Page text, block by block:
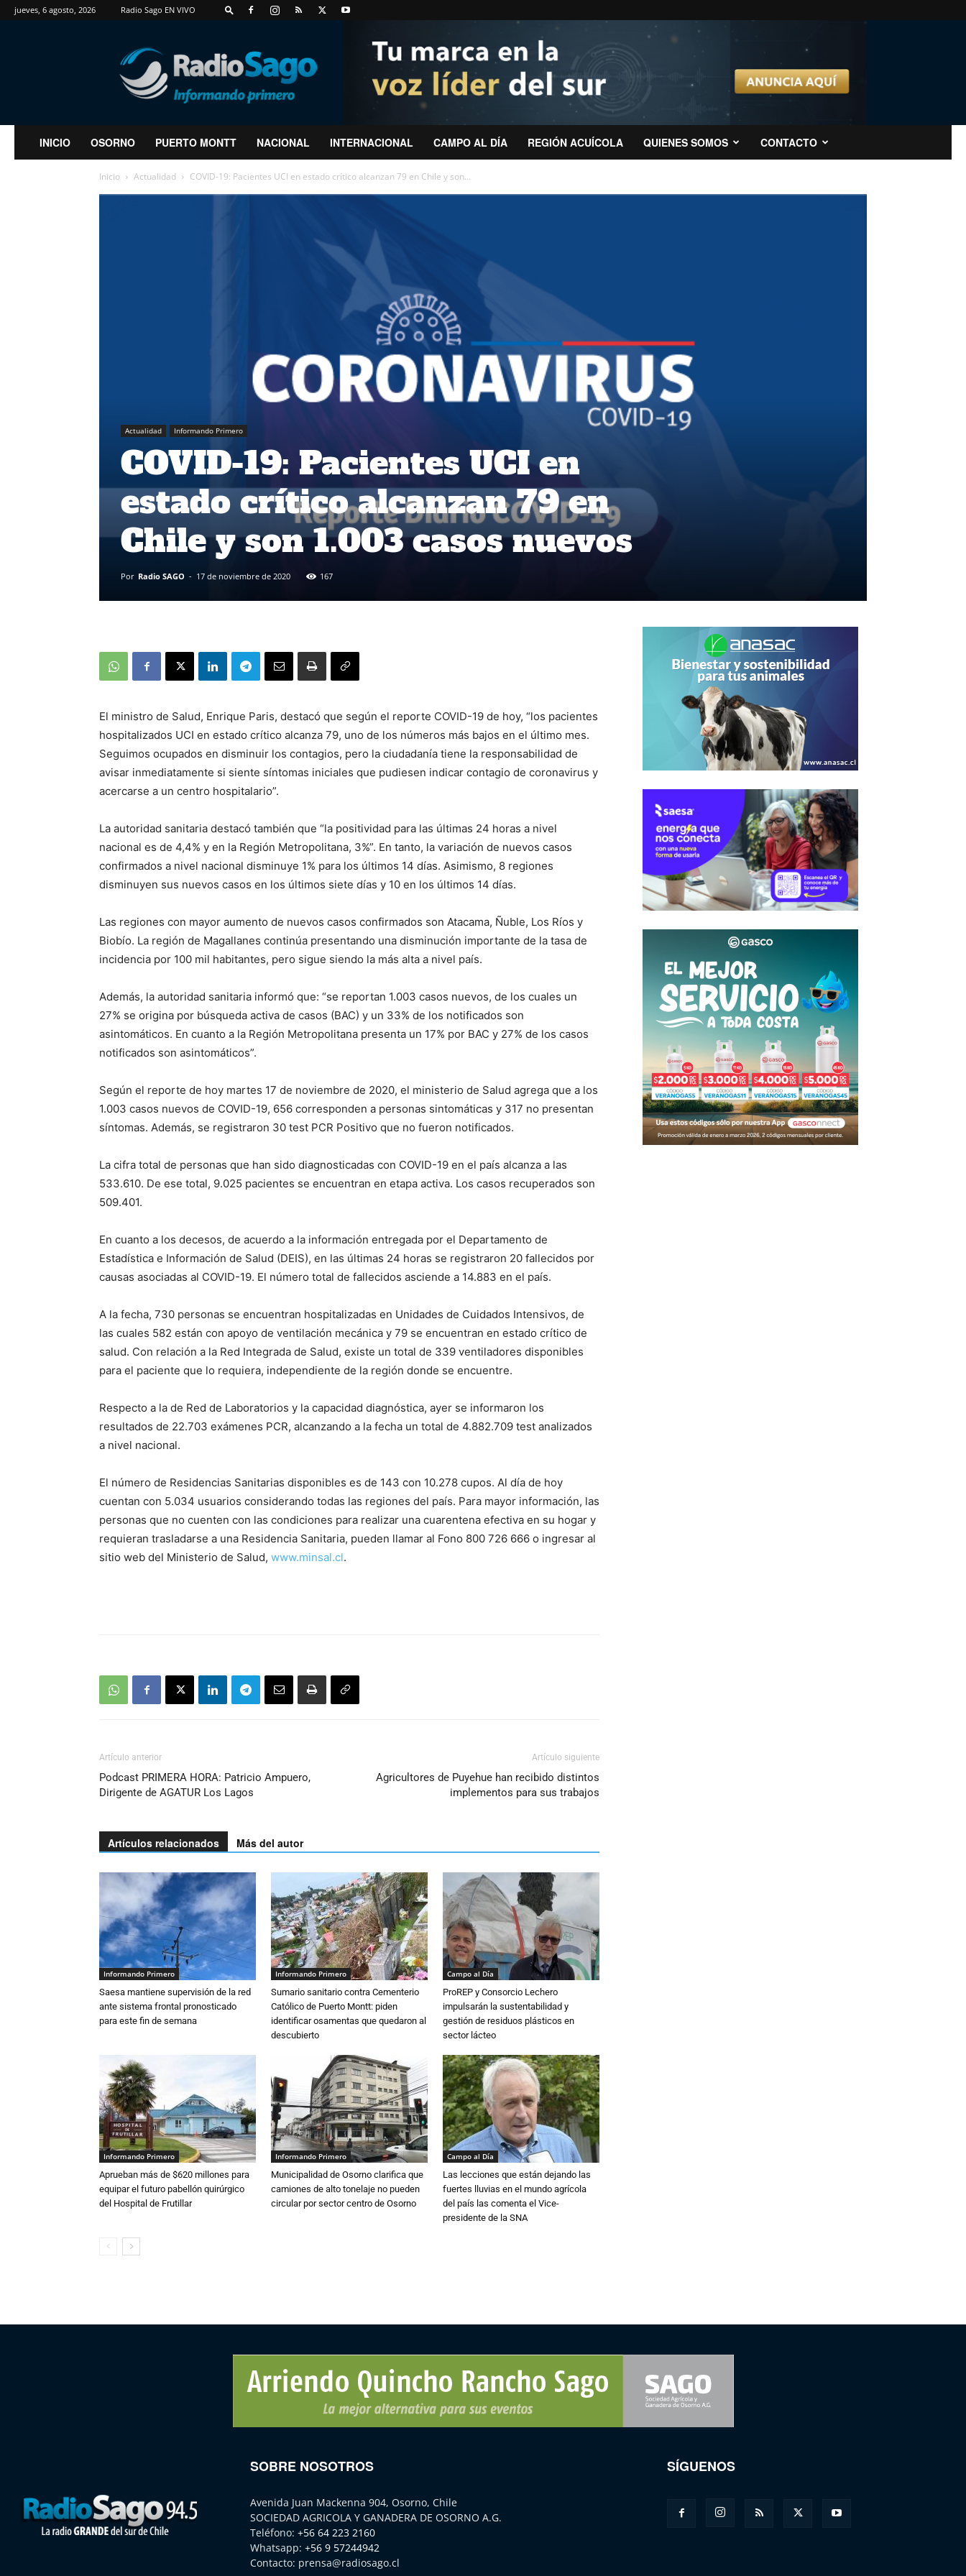
jueves, 6 agosto, 2026 Radio Sago EN VIVO
RadioSago
INICIO OSORNO PUERTO MONTT NACIONAL INTERNACIONAL CAMPO AL DÍA REGIÓN ACUÍCOLA QUIENES SOMOS CONTACTO
Inicio Actualidad COVID-19: Pacientes UCI en estado crítico alcanzan 79 en Chile y son...
Actualidad Informando Primero
COVID-19: Pacientes UCI en
estado crítico alcanzan 79 en
Chile y son 1.003 casos nuevos
Por Radio SAGO - 17 de noviembre de 2020 167
El ministro de Salud, Enrique Paris, destacó que según el reporte COVID-19 de hoy, “los pacientes
hospitalizados UCI en estado crítico alcanza 79, uno de los números más bajos en el último mes.
Seguimos ocupados en disminuir los contagios, pero la ciudadanía tiene la responsabilidad de
avisar inmediatamente si siente síntomas iniciales que pudiesen indicar contagio de coronavirus y
acercarse a un centro hospitalario”.
La autoridad sanitaria destacó también que “la positividad para las últimas 24 horas a nivel
nacional es de 4,4% y en la Región Metropolitana, 3%”. En tanto, la variación de nuevos casos
confirmados a nivel nacional disminuye 1% para los últimos 14 días. Asimismo, 8 regiones
disminuyen sus nuevos casos en los últimos siete días y 10 en los últimos 14 días.
Las regiones con mayor aumento de nuevos casos confirmados son Atacama, Ñuble, Los Ríos y
Biobío. La región de Magallanes continúa presentando una disminución importante de la tasa de
incidencia por 100 mil habitantes, pero sigue siendo la más alta a nivel país.
Además, la autoridad sanitaria informó que: “se reportan 1.003 casos nuevos, de los cuales un
27% se origina por búsqueda activa de casos (BAC) y un 33% de los notificados son
asintomáticos. En cuanto a la Región Metropolitana presenta un 17% por BAC y 27% de los casos
notificados son asintomáticos”.
Según el reporte de hoy martes 17 de noviembre de 2020, el ministerio de Salud agrega que a los
1.003 casos nuevos de COVID-19, 656 corresponden a personas sintomáticas y 317 no presentan
síntomas. Además, se registraron 30 test PCR Positivo que no fueron notificados.
La cifra total de personas que han sido diagnosticadas con COVID-19 en el país alcanza a las
533.610. De ese total, 9.025 pacientes se encuentran en etapa activa. Los casos recuperados son
509.401.
En cuanto a los decesos, de acuerdo a la información entregada por el Departamento de
Estadística e Información de Salud (DEIS), en las últimas 24 horas se registraron 20 fallecidos por
causas asociadas al COVID-19. El número total de fallecidos asciende a 14.883 en el país.
A la fecha, 730 personas se encuentran hospitalizadas en Unidades de Cuidados Intensivos, de
las cuales 582 están con apoyo de ventilación mecánica y 79 se encuentran en estado crítico de
salud. Con relación a la Red Integrada de Salud, existe un total de 339 ventiladores disponibles
para el paciente que lo requiera, independiente de la región donde se encuentre.
Respecto a la de Red de Laboratorios y la capacidad diagnóstica, ayer se informaron los
resultados de 22.703 exámenes PCR, alcanzando a la fecha un total de 4.882.709 test analizados
a nivel nacional.
El número de Residencias Sanitarias disponibles es de 143 con 10.278 cupos. Al día de hoy
cuentan con 5.034 usuarios considerando todas las regiones del país. Para mayor información, las
personas que no cuenten con las condiciones para realizar una cuarentena efectiva en su hogar y
requieran trasladarse a una Residencia Sanitaria, pueden llamar al Fono 800 726 666 o ingresar al
sitio web del Ministerio de Salud, www.minsal.cl.
Artículo anterior
Podcast PRIMERA HORA: Patricio Ampuero,
Dirigente de AGATUR Los Lagos
Artículo siguiente
Agricultores de Puyehue han recibido distintos
implementos para sus trabajos
Artículos relacionados Más del autor
Informando Primero
Saesa mantiene supervisión de la red
ante sistema frontal pronosticado
para este fin de semana
Informando Primero
Sumario sanitario contra Cementerio
Católico de Puerto Montt: piden
identificar osamentas que quedaron al
descubierto
Campo al Día
ProREP y Consorcio Lechero
impulsarán la sustentabilidad y
gestión de residuos plásticos en
sector lácteo
Informando Primero
Aprueban más de $620 millones para
equipar el futuro pabellón quirúrgico
del Hospital de Frutillar
Informando Primero
Municipalidad de Osorno clarifica que
camiones de alto tonelaje no pueden
circular por sector centro de Osorno
Campo al Día
Las lecciones que están dejando las
fuertes lluvias en el mundo agrícola
del país las comenta el Vice-
presidente de la SNA
SOBRE NOSOTROS
Avenida Juan Mackenna 904, Osorno, Chile
SOCIEDAD AGRICOLA Y GANADERA DE OSORNO A.G.
Teléfono: +56 64 223 2160
Whatsapp: +56 9 57244942
Contacto: prensa@radiosago.cl
SÍGUENOS